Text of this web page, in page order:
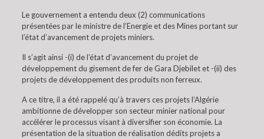
Le gouvernement a entendu deux (2) communications
présentées par le ministre de l’Energie et des Mines portant sur
l’état d’avancement de projets miniers.
Il s’agit ainsi -(i) de l’état d’avancement du projet de
développement du gisement de fer de Gara Djebilet et -(ii) des
projets de développement des produits non ferreux.
A ce titre, il a été rappelé qu’à travers ces projets l’Algérie
ambitionne de développer son secteur minier national pour
accélérer le processus visant à diversifier son économie. La
présentation de la situation de réalisation dédits projets a